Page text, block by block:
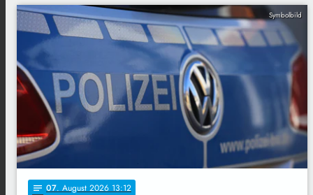
Symbolbild
notes 07. August 2026 13:12